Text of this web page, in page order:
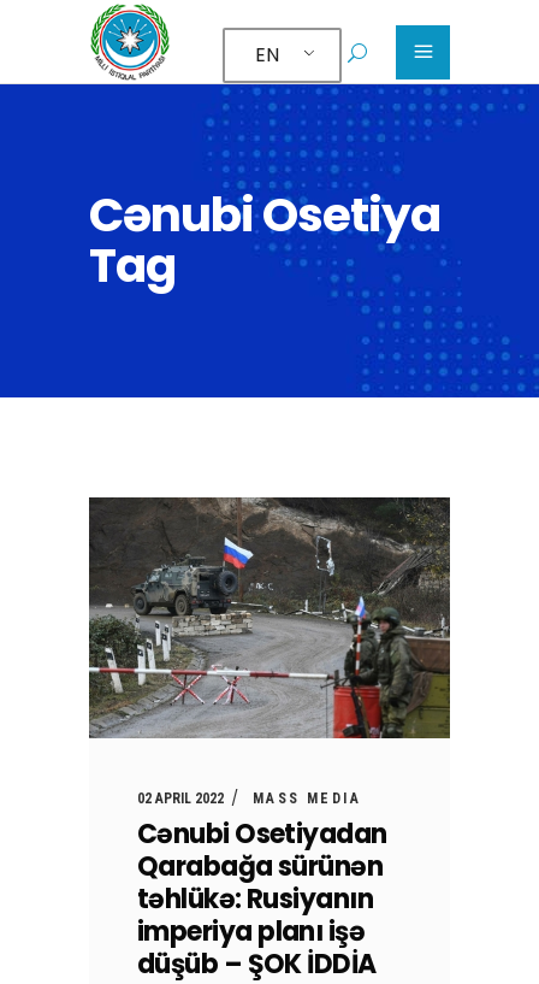
EN
Cənubi Osetiya
Tag
02 APRIL 2022 MASS MEDIA
Cənubi Osetiyadan
Qarabağa sürünən
təhlükə: Rusiyanın
imperiya planı işə
düşüb – ŞOK İDDİA